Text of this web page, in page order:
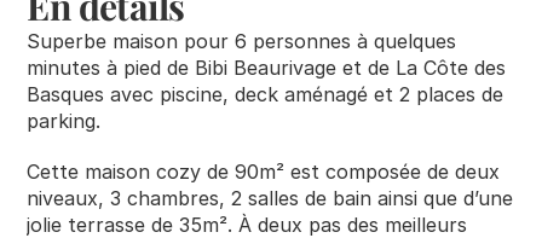
RESOURCES
Blog
Careers
Docs
Superbe maison pour 6 personnes à quelques
minutes à pied de Bibi Beaurivage et de La Côte des
Basques avec piscine, deck aménagé et 2 places de
parking.
Cette maison cozy de 90m² est composée de deux
niveaux, 3 chambres, 2 salles de bain ainsi que d’une
jolie terrasse de 35m². À deux pas des meilleurs